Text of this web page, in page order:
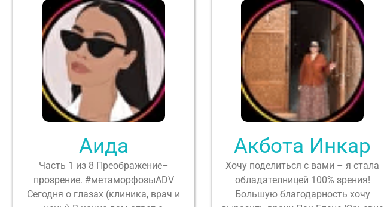
Аида
Часть 1 из 8 Преображение–
прозрение. #метаморфозыADV
Сегодня о глазах (клиника, врач и
Акбота Инкар
Хочу поделиться с вами – я стала
обладателницей 100% зрения!
Большую благодарность хочу